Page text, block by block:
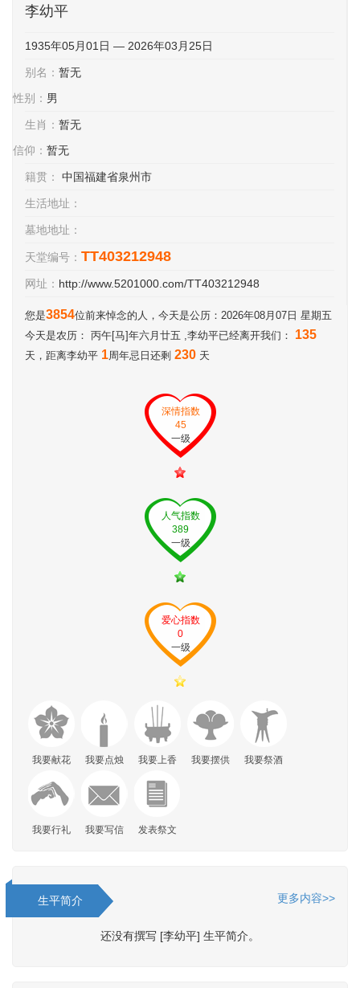
李幼平
1935年05月01日 — 2026年03月25日
别名： 暂无
性别： 男
生肖： 暂无
信仰： 暂无
籍贯： 中国福建省泉州市
生活地址：
墓地地址：
天堂编号： TT403212948
网址： http://www.5201000.com/TT403212948
您是3854位前来悼念的人，今天是公历：2026年08月07日 星期五
今天是农历： 丙午[马]年六月廿五 ,李幼平已经离开我们： 135
天，距离李幼平 1周年忌日还剩 230 天
深情指数
45
一级
人气指数
389
一级
爱心指数
0
一级
我要献花 我要点烛 我要上香 我要摆供 我要祭酒
我要行礼 我要写信 发表祭文
生平简介 更多内容>>
还没有撰写 [李幼平] 生平简介。